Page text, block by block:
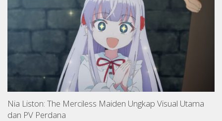
Nia Liston: The Merciless Maiden Ungkap Visual Utama
dan PV Perdana